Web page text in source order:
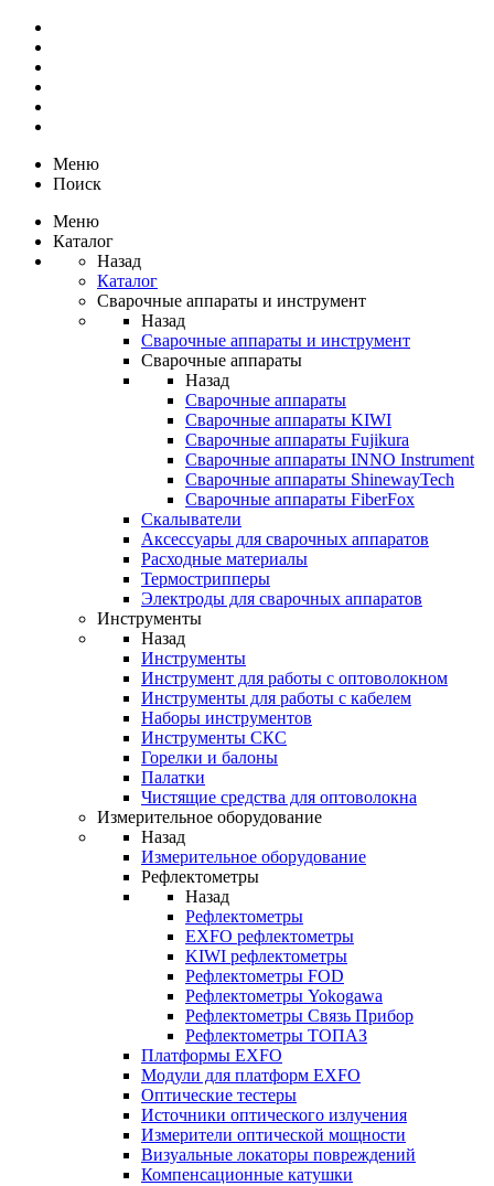
Меню
Поиск
Меню
Каталог
Назад
Каталог
Сварочные аппараты и инструмент
Назад
Сварочные аппараты и инструмент
Сварочные аппараты
Назад
Сварочные аппараты
Сварочные аппараты KIWI
Сварочные аппараты Fujikura
Сварочные аппараты INNO Instrument
Сварочные аппараты ShinewayTech
Cварочные аппараты FiberFox
Скалыватели
Аксессуары для сварочных аппаратов
Расходные материалы
Термострипперы
Электроды для сварочных аппаратов
Инструменты
Назад
Инструменты
Инструмент для работы с оптоволокном
Инструменты для работы с кабелем
Наборы инструментов
Инструменты СКС
Горелки и балоны
Палатки
Чистящие средства для оптоволокна
Измерительное оборудование
Назад
Измерительное оборудование
Рефлектометры
Назад
Рефлектометры
EXFO рефлектометры
KIWI рефлектометры
Рефлектометры FOD
Рефлектометры Yokogawa
Рефлектометры Связь Прибор
Рефлектометры ТОПАЗ
Платформы EXFO
Модули для платформ EXFO
Оптические тестеры
Источники оптического излучения
Измерители оптической мощности
Визуальные локаторы повреждений
Компенсационные катушки